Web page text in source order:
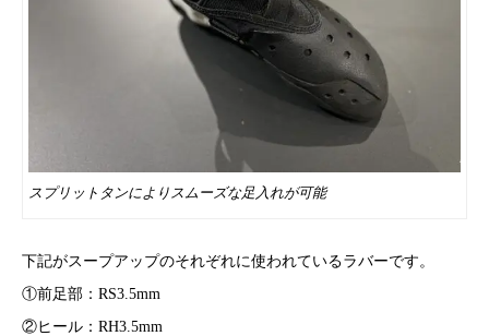
スプリットタンによりスムーズな足入れが可能
下記がスープアップのそれぞれに使われているラバーです。
①前足部：RS3.5mm
②ヒール：RH3.5mm